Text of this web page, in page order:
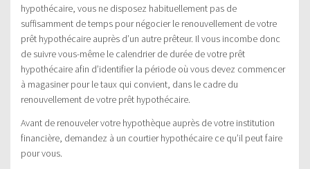
hypothécaire, vous ne disposez habituellement pas de
suffisamment de temps pour négocier le renouvellement de votre
prêt hypothécaire auprès d’un autre prêteur. Il vous incombe donc
de suivre vous-même le calendrier de durée de votre prêt
hypothécaire afin d’identifier la période où vous devez commencer
à magasiner pour le taux qui convient, dans le cadre du
renouvellement de votre prêt hypothécaire.
Avant de renouveler votre hypothèque auprès de votre institution
financière, demandez à un courtier hypothécaire ce qu’il peut faire
pour vous.